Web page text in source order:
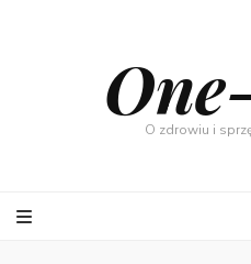
O zdrowiu i